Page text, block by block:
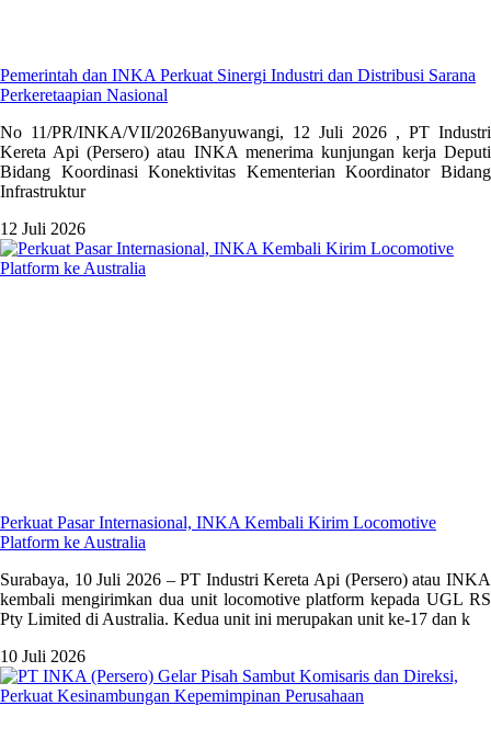
Pemerintah dan INKA Perkuat Sinergi Industri dan Distribusi Sarana
Perkeretaapian Nasional
No 11/PR/INKA/VII/2026Banyuwangi, 12 Juli 2026 , PT Industri
Kereta Api (Persero) atau INKA menerima kunjungan kerja Deputi
Bidang Koordinasi Konektivitas Kementerian Koordinator Bidang
Infrastruktur
12 Juli 2026
Perkuat Pasar Internasional, INKA Kembali Kirim Locomotive
Platform ke Australia
Surabaya, 10 Juli 2026 – PT Industri Kereta Api (Persero) atau INKA
kembali mengirimkan dua unit locomotive platform kepada UGL RS
Pty Limited di Australia. Kedua unit ini merupakan unit ke-17 dan k
10 Juli 2026